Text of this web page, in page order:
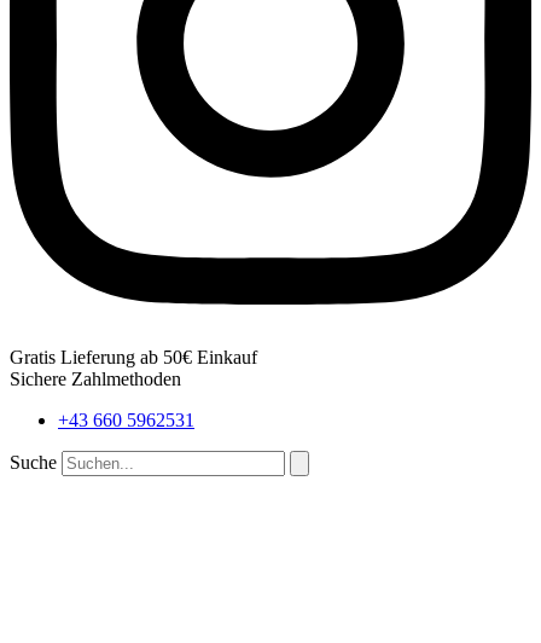
Gratis Lieferung ab 50€ Einkauf
Sichere Zahlmethoden
+43 660 5962531
Suche